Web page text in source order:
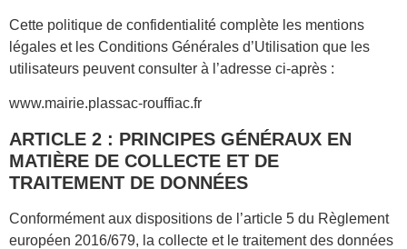
Cette politique de confidentialité complète les mentions
légales et les Conditions Générales d’Utilisation que les
utilisateurs peuvent consulter à l’adresse ci-après :
www.mairie.plassac-rouffiac.fr
ARTICLE 2 : PRINCIPES GÉNÉRAUX EN
MATIÈRE DE COLLECTE ET DE
TRAITEMENT DE DONNÉES
Conformément aux dispositions de l’article 5 du Règlement
européen 2016/679, la collecte et le traitement des données